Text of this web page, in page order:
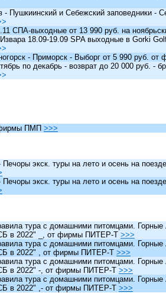
Пушкиинский и Себежский заповедники -
СПА-выходные от 13 990 руб. на
18.09-19.09 SPA выходные в Gorki
- Приморск - Выборг от 5 990 руб.
по декабрь - возврат до 20 000 руб. -
ПМП >>>
экск. туры на лето и осень на
экск. туры на лето и осень на
тура с домашними питомцами.
в 2022" _, от фирмы ПИТЕР-Т >>>
тура с домашними питомцами.
в 2022" , от фирмы ПИТЕР-Т >>>
тура с домашними питомцами.
в 2022" -, от фирмы ПИТЕР-Т >>>
тура с домашними питомцами.
в 2022" ,- от фирмы ПИТЕР-Т >>>